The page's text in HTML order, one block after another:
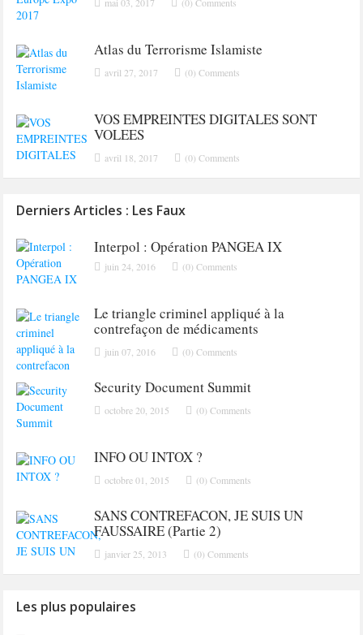
mai 03, 2017 (0) Comments
Atlas du Terrorisme Islamiste
avril 27, 2017 (0) Comments
VOS EMPREINTES DIGITALES SONT
VOLEES
avril 18, 2017 (0) Comments
Derniers Articles : Les Faux
Interpol : Opération PANGEA IX
juin 24, 2016 (0) Comments
Le triangle criminel appliqué à la
contrefaçon de médicaments
juin 07, 2016 (0) Comments
Security Document Summit
octobre 20, 2015 (0) Comments
INFO OU INTOX ?
octobre 01, 2015 (0) Comments
SANS CONTREFACON, JE SUIS UN
FAUSSAIRE (Partie 2)
janvier 25, 2013 (0) Comments
Les plus populaires